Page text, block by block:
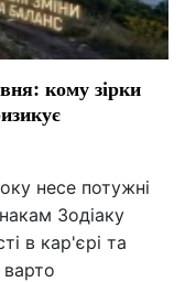
кому зірки
несе потужні
Зодіаку
в кар'єрі та